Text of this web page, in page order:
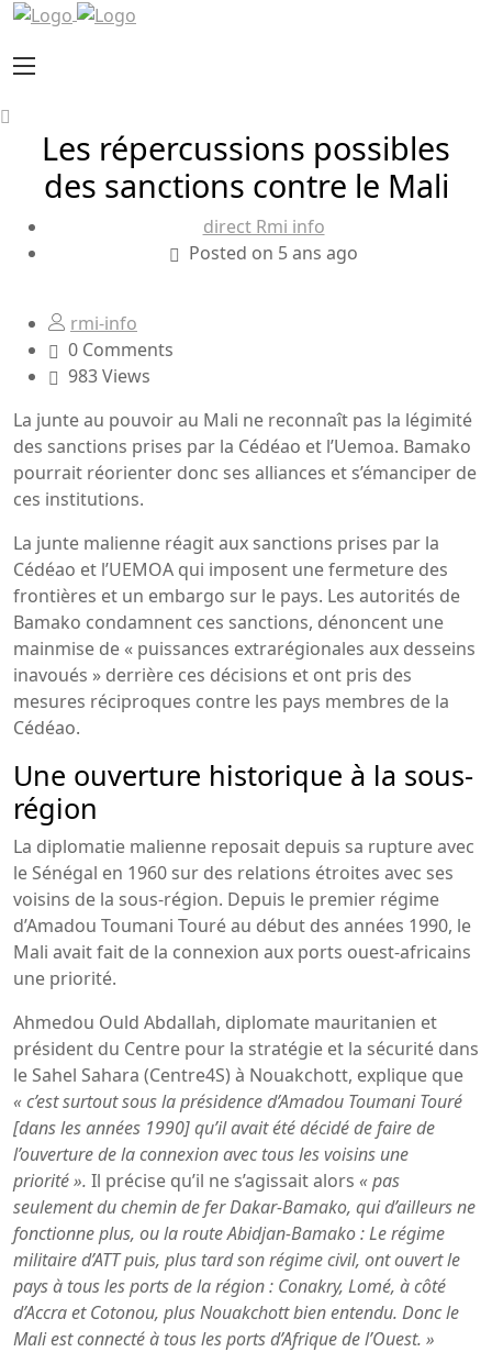
Les répercussions possibles
des sanctions contre le Mali
direct Rmi info
Posted on 5 ans ago
rmi-info
0 Comments
983 Views
La junte au pouvoir au Mali ne reconnaît pas la légimité
des sanctions prises par la Cédéao et l’Uemoa. Bamako
pourrait réorienter donc ses alliances et s’émanciper de
ces institutions.
La junte malienne réagit aux sanctions prises par la
Cédéao et l’UEMOA qui imposent une fermeture des
frontières et un embargo sur le pays. Les autorités de
Bamako condamnent ces sanctions, dénoncent une
mainmise de « puissances extrarégionales aux desseins
inavoués » derrière ces décisions et ont pris des
mesures réciproques contre les pays membres de la
Cédéao.
Une ouverture historique à la sous-
région
La diplomatie malienne reposait depuis sa rupture avec
le Sénégal en 1960 sur des relations étroites avec ses
voisins de la sous-région. Depuis le premier régime
d’Amadou Toumani Touré au début des années 1990, le
Mali avait fait de la connexion aux ports ouest-africains
une priorité.
Ahmedou Ould Abdallah, diplomate mauritanien et
président du Centre pour la stratégie et la sécurité dans
le Sahel Sahara (Centre4S) à Nouakchott, explique que
« c’est surtout sous la présidence d’Amadou Toumani Touré
[dans les années 1990] qu’il avait été décidé de faire de
l’ouverture de la connexion avec tous les voisins une
priorité ». Il précise qu’il ne s’agissait alors « pas
seulement du chemin de fer Dakar-Bamako, qui d’ailleurs ne
fonctionne plus, ou la route Abidjan-Bamako : Le régime
militaire d’ATT puis, plus tard son régime civil, ont ouvert le
pays à tous les ports de la région : Conakry, Lomé, à côté
d’Accra et Cotonou, plus Nouakchott bien entendu. Donc le
Mali est connecté à tous les ports d’Afrique de l’Ouest. »